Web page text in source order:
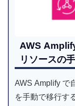
AWS
リソースの
AWS Amplify で
を手動で移行す